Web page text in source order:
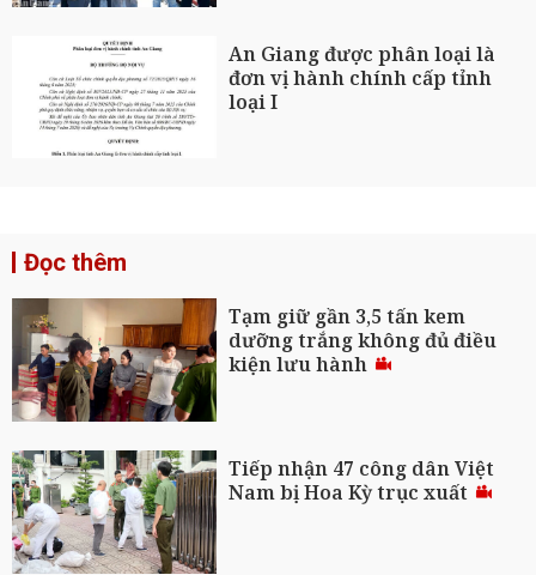
An Giang được phân loại là
đơn vị hành chính cấp tỉnh
loại I
Đọc thêm
Tạm giữ gần 3,5 tấn kem
dưỡng trắng không đủ điều
kiện lưu hành
Tiếp nhận 47 công dân Việt
Nam bị Hoa Kỳ trục xuất